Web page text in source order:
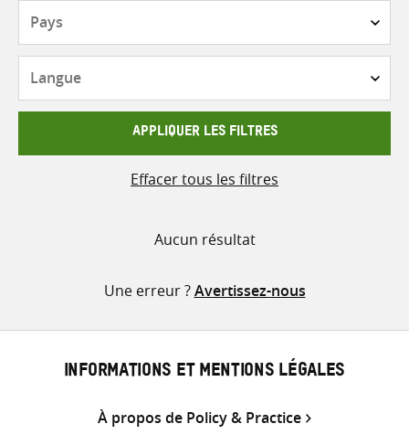
APPLIQUER LES FILTRES
Effacer tous les filtres
Aucun résultat
Une erreur ?Avertissez-nous
INFORMATIONS ET MENTIONS LÉGALES
À propos de Policy & Practice